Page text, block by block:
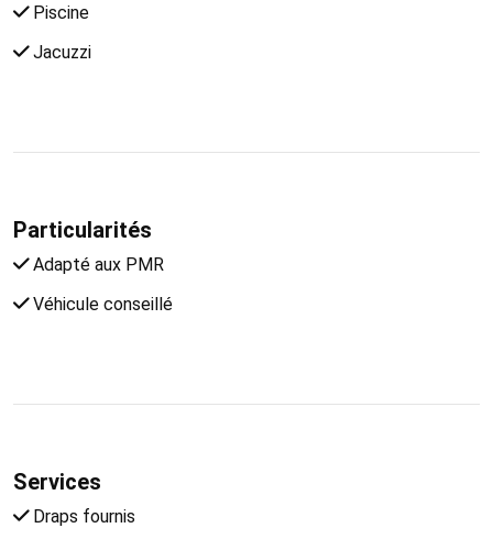
Piscine
Jacuzzi
Particularités
Adapté aux PMR
Véhicule conseillé
Services
Draps fournis